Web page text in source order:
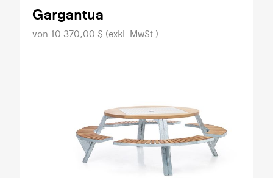
Gargantua
von 10.370,00 $ (exkl. MwSt.)